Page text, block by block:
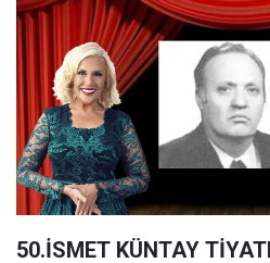
50.İSMET KÜNTAY